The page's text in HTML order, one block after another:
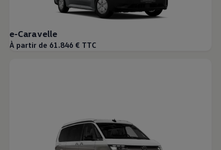
e-Caravelle
À partir de 61.846 € TTC